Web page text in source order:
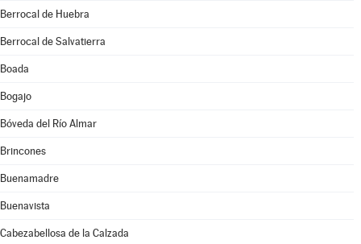
Berrocal de Huebra
Berrocal de Salvatierra
Boada
Bogajo
Bóveda del Río Almar
Brincones
Buenamadre
Buenavista
Cabezabellosa de la Calzada